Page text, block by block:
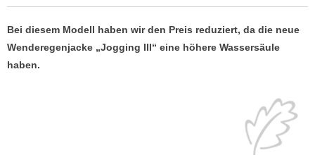
Bei diesem Modell haben wir den Preis reduziert, da die neue
Wenderegenjacke „Jogging III“ eine höhere Wassersäule
haben.